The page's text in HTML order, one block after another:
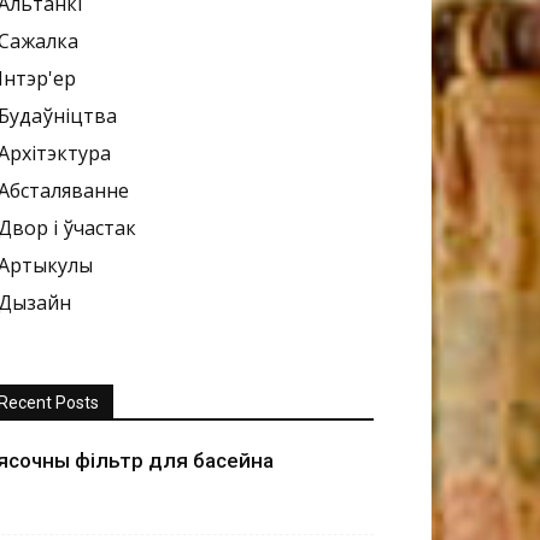
і ўчастак
Posts
фільтр для басейна